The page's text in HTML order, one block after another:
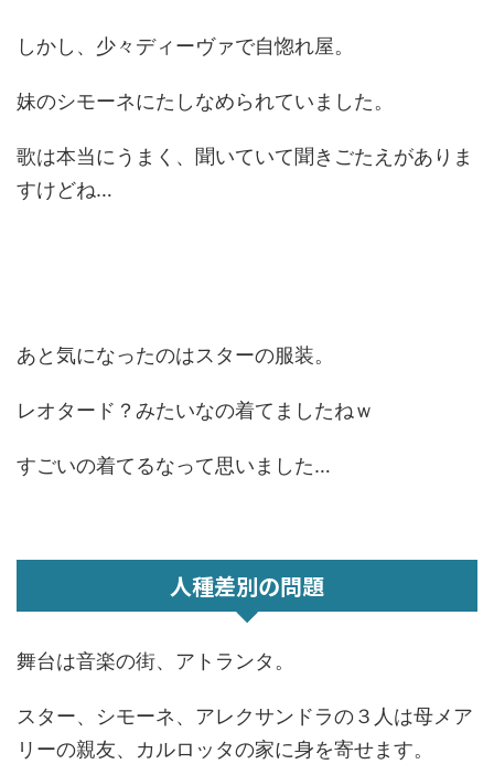
しかし、少々ディーヴァで自惚れ屋。
妹のシモーネにたしなめられていました。
歌は本当にうまく、聞いていて聞きごたえがありま
すけどね…
あと気になったのはスターの服装。
レオタード？みたいなの着てましたねｗ
すごいの着てるなって思いました…
人種差別の問題
舞台は音楽の街、アトランタ。
スター、シモーネ、アレクサンドラの３人は母メア
リーの親友、カルロッタの家に身を寄せます。